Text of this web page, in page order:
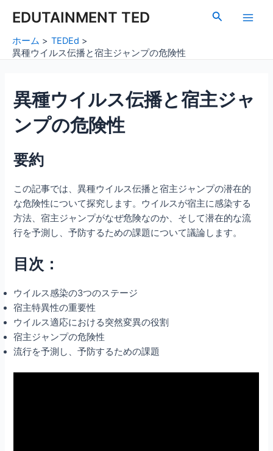
EDUTAINMENT TED
検
Main
ホーム
TEDEd
異種ウイルス伝播と宿主ジャンプの危険性
異種ウイルス伝播と宿主ジャ
ンプの危険性
要約
この記事では、異種ウイルス伝播と宿主ジャンプの潜在的
な危険性について探究します。ウイルスが宿主に感染する
方法、宿主ジャンプがなぜ危険なのか、そして潜在的な流
行を予測し、予防するための課題について議論します。
目次：
ウイルス感染の3つのステージ
宿主特異性の重要性
ウイルス適応における突然変異の役割
宿主ジャンプの危険性
流行を予測し、予防するための課題
navigation